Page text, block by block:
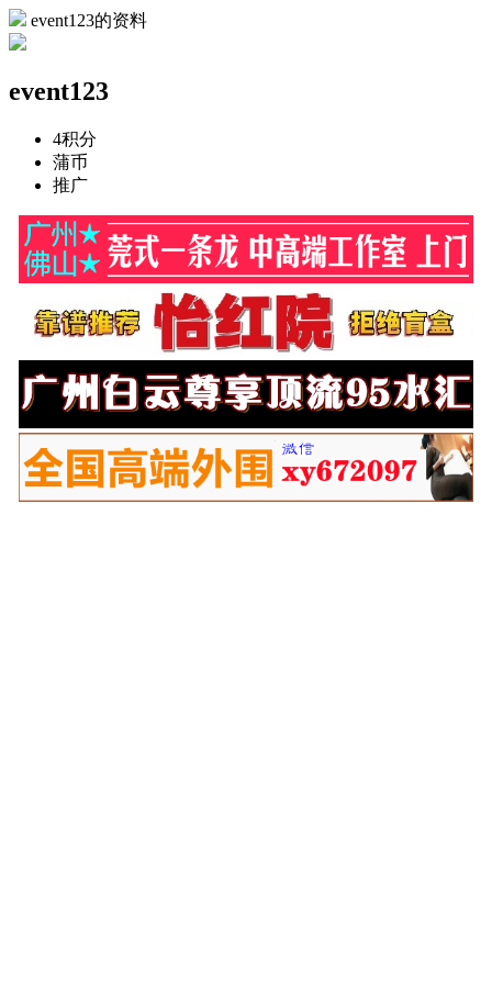
event123的资料
event123
4积分
蒲币
推广